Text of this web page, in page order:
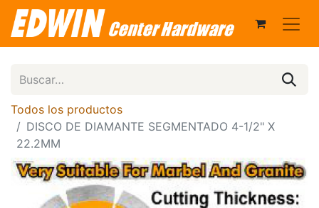
Todos los productos
DISCO DE DIAMANTE SEGMENTADO 4-1/2" X
22.2MM